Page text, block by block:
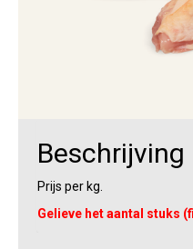
Beschrijving
Prijs per kg.
Gelieve het aantal stuks